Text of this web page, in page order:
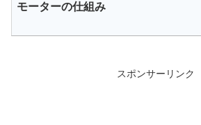
モーターの仕組み
スポンサーリンク